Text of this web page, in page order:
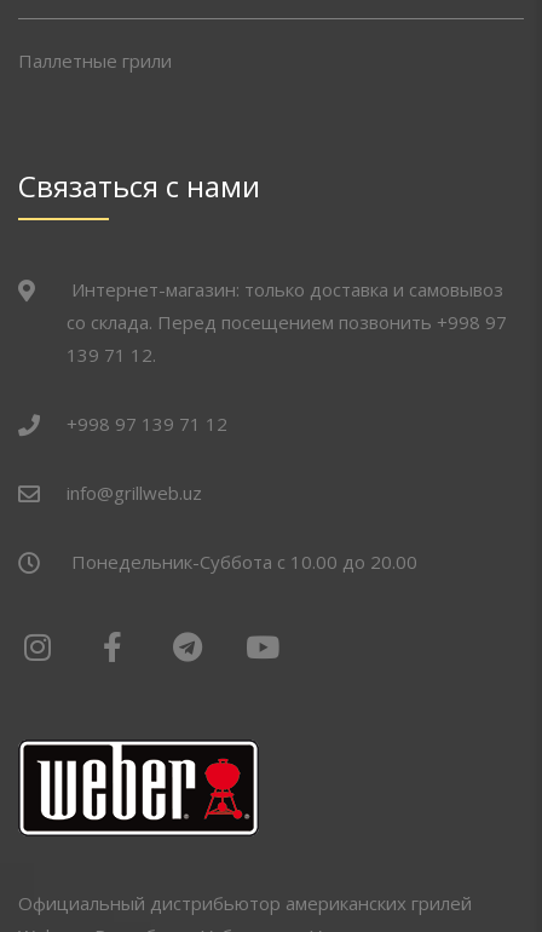
Паллетные грили
Связаться с нами
Интернет-магазин: только доставка и самовывоз
со склада. Перед посещением позвонить +998 97
139 71 12.
+998 97 139 71 12
info@grillweb.uz
Понедельник-Суббота с 10.00 до 20.00
Официальный дистрибьютор американских грилей